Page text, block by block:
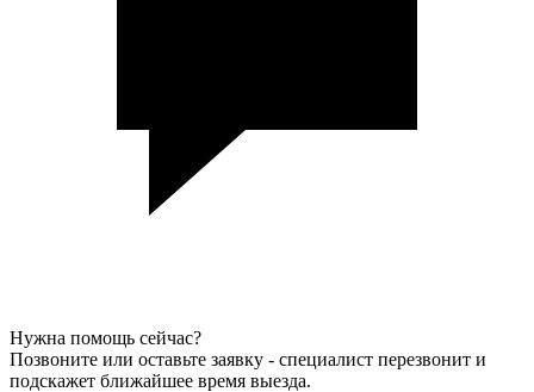
Нужна помощь сейчас?
Позвоните или оставьте заявку - специалист перезвонит и
подскажет ближайшее время выезда.